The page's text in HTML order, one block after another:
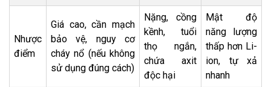
Nhược
điểm
Giá cao, cần mạch
bảo vệ, nguy cơ
cháy nổ (nếu không
sử dụng đúng cách)
Nặng, cồng
kềnh, tuổi
thọ ngắn,
chứa axit
độc hại
Mật độ
năng lượng
thấp hơn Li-
ion, tự xả
nhanh